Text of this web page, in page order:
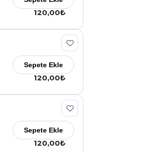
120,00₺
120,00₺
Sepete Ekle
120,00₺
Sepete Ekle